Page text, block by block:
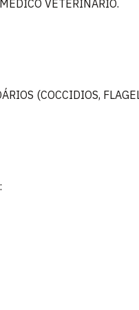
VETERINÁRIO.
(COCCIDIOS,